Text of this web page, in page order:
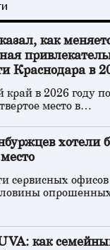
как
Краснодара в
край в 2026 году
место в…
хотели
сервисных
как